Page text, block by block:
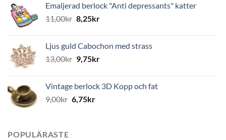
Emaljerad berlock "Anti depressants" katter
11,00kr 8,25kr
Ljus guld Cabochon med strass
13,00kr 9,75kr
Vintage berlock 3D Kopp och fat
9,00kr 6,75kr
POPULÄRASTE